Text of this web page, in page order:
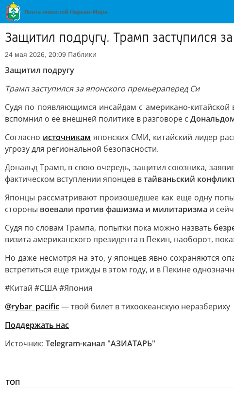
Защитил подругу. Трамп заступился
24 мая 2026, 20:09 Паблики
Защитил подругу
Трамп заступился за японского премьераперед Си
Судя по появляющимся инсайдам с американо-китайской
вспомнил о ее внешней политике в разговоре с
Согласно источникам японских СМИ, китайский лидер
угрозу для региональной безопасности.
Дональд Трамп, в свою очередь, защитил союзника,
фактическом вступлении японцев втайваньский
Японцы рассматривают произошедшее как еще одну
стороны воевали против фашизма и милитаризма и
Судя по словам Трампа, попытки пока можно назвать
визита американского президента в Пекин, наоборот,
Но даже несмотря на это, у японцев явно сохраняются
встретиться еще трижды в этом году, и в Пекине
#Китай #США #Япония
@rybar_pacific— твой билет в тихоокеанскую неразбериху
Поддержать нас
Источник: Telegram-канал "АЗИАТАРЬ"
ТОП